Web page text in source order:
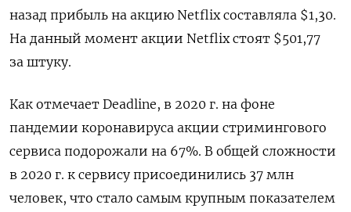
назад прибыль на акцию Netflix составляла $1,30.
На данный момент акции Netflix стоят $501,77
за штуку.
Как отмечает Deadline, в 2020 г. на фоне
пандемии коронавируса акции стримингового
сервиса подорожали на 67%. В общей сложности
в 2020 г. к сервису присоединились 37 млн
человек, что стало самым крупным показателем